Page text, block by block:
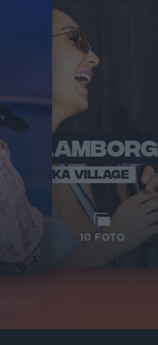
VOI TANKA VILLAGE
10 FOTO